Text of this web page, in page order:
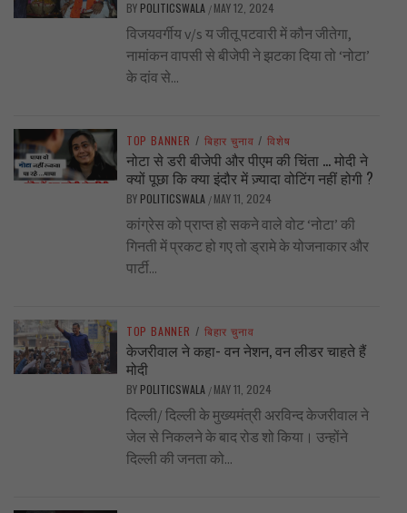
BY POLITICSWALA / MAY 12, 2024
विजयवर्गीय v/s य जीतू पटवारी में कौन जीतेगा,
नामांकन वापसी से बीजेपी ने झटका दिया तो ‘नोटा’
के दांव से...
TOP BANNER / बिहार चुनाव / विशेष
नोटा से डरी बीजेपी और पीएम की चिंता … मोदी ने
क्यों पूछा कि क्या इंदौर में ज़्यादा वोटिंग नहीं होगी ?
BY POLITICSWALA / MAY 11, 2024
कांग्रेस को प्राप्त हो सकने वाले वोट ‘नोटा’ की
गिनती में प्रकट हो गए तो ड्रामे के योजनाकार और
पार्टी...
TOP BANNER / बिहार चुनाव
केजरीवाल ने कहा- वन नेशन, वन लीडर चाहते हैं
मोदी
BY POLITICSWALA / MAY 11, 2024
दिल्ली/ दिल्ली के मुख्यमंत्री अरविन्द केजरीवाल ने
जेल से निकलने के बाद रोड शो किया। उन्होंने
दिल्ली की जनता को...